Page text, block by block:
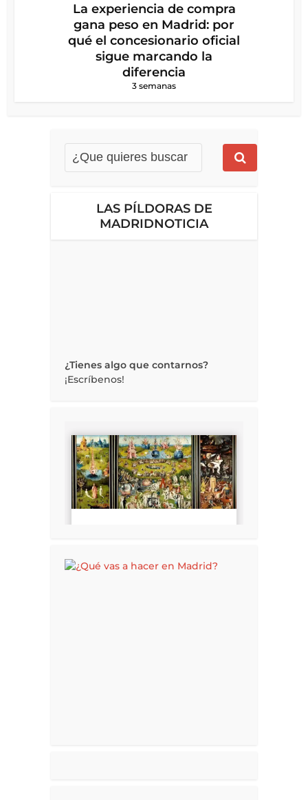
La experiencia de compra
gana peso en Madrid: por
qué el concesionario oficial
sigue marcando la
diferencia
3 semanas
LAS PÍLDORAS DE
MADRIDNOTICIA
¿Tienes algo que contarnos?
¡Escríbenos!